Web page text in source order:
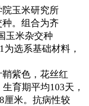
玉米研究所
。组合为齐
玉米杂交种
为选系基础材料，
紫色，花丝红
育期平均103天，
厘米。抗病性较